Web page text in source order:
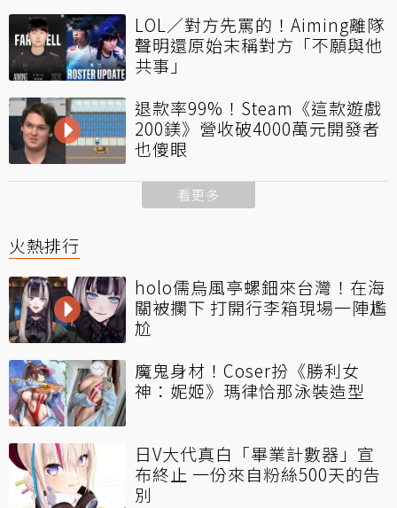
LOL／對方先罵的！Aiming離隊
聲明還原始末稱對方「不願與他
共事」
退款率99%！Steam《這款遊戲
200鎂》營收破4000萬元開發者
也傻眼
看更多
火熱排行
holo儒烏風亭螺鈿來台灣！在海
關被攔下 打開行李箱現場一陣尷
尬
魔鬼身材！Coser扮《勝利女
神：妮姬》瑪律恰那泳裝造型
日V大代真白「畢業計數器」宣
布終止 一份來自粉絲500天的告
別